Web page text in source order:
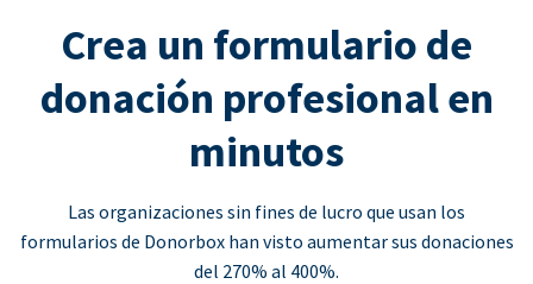
Crea un formulario de
donación profesional en
minutos
Las organizaciones sin fines de lucro que usan los
formularios de Donorbox han visto aumentar sus donaciones
del 270% al 400%.